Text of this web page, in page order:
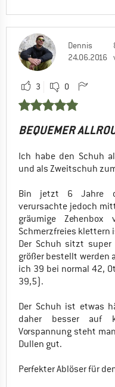
Dennis
24.06.2016
3 0
BEQUEMER
Ich habe den Schuh
und als Zweitschuh
Bin jetzt 6 Jahre
verursachte jedoch
gräumige
Schmerzfreies klettern
Der Schuh sitzt
größer bestellt werden
ich 39 bei normal 42,
39,5).
Der Schuh ist etwas
daher besser auf
Vorspannung steht
Dullen gut.
Perfekter Ablöser für